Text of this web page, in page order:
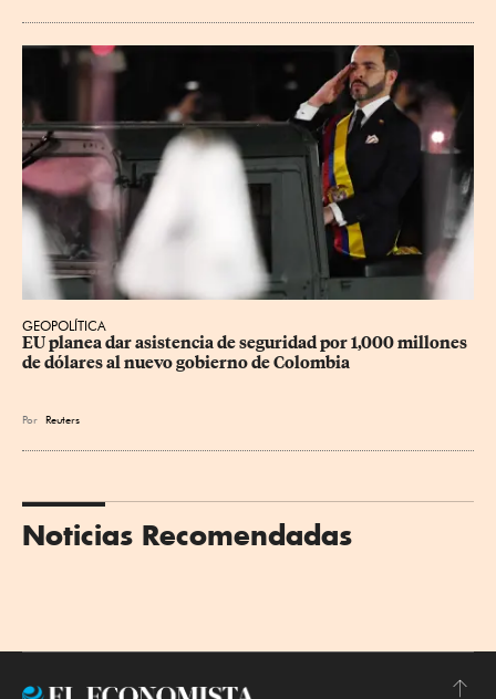
GEOPOLÍTICA
EU planea dar asistencia de seguridad por 1,000 millones
de dólares al nuevo gobierno de Colombia
Por Reuters
Noticias Recomendadas